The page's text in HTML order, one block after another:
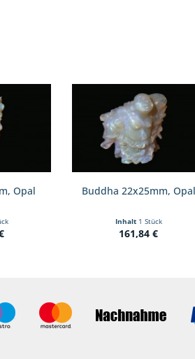
Opal Buddha 22x25mm, Opal
Inhalt 1 Stück
161,84 €